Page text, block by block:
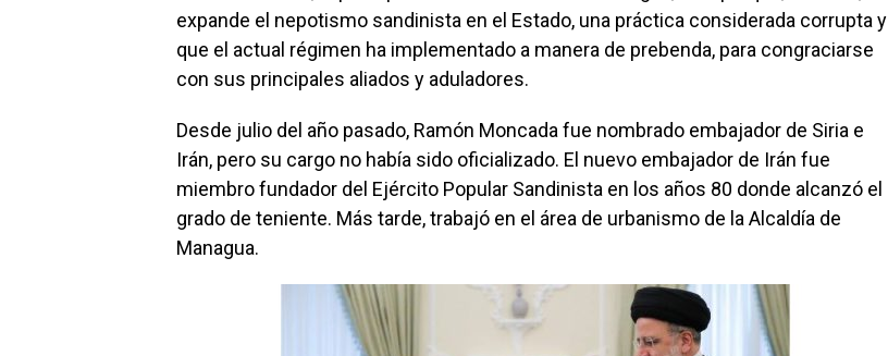
expande el nepotismo sandinista en el Estado, una práctica considerada corrupta y
que el actual régimen ha implementado a manera de prebenda, para congraciarse
con sus principales aliados y aduladores.
Desde julio del año pasado, Ramón Moncada fue nombrado embajador de Siria e
Irán, pero su cargo no había sido oficializado. El nuevo embajador de Irán fue
miembro fundador del Ejército Popular Sandinista en los años 80 donde alcanzó el
grado de teniente. Más tarde, trabajó en el área de urbanismo de la Alcaldía de
Managua.